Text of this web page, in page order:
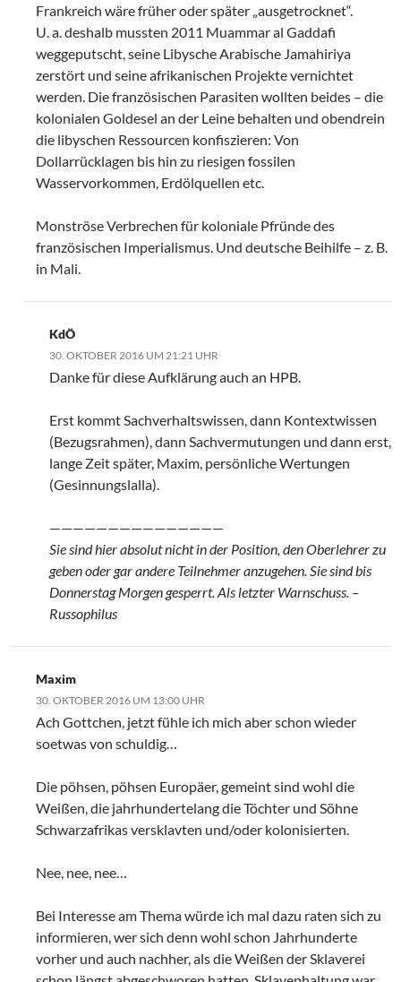
Frankreich wäre früher oder später „ausgetrocknet“.
U. a. deshalb mussten 2011 Muammar al Gaddafi
weggeputscht, seine Libysche Arabische Jamahiriya
zerstört und seine afrikanischen Projekte vernichtet
werden. Die französischen Parasiten wollten beides – die
kolonialen Goldesel an der Leine behalten und obendrein
die libyschen Ressourcen konfiszieren: Von
Dollarrücklagen bis hin zu riesigen fossilen
Wasservorkommen, Erdölquellen etc.
Monströse Verbrechen für koloniale Pfründe des
französischen Imperialismus. Und deutsche Beihilfe – z. B.
in Mali.
KdÖ
30. OKTOBER 2016 UM 21:21 UHR
Danke für diese Aufklärung auch an HPB.
Erst kommt Sachverhaltswissen, dann Kontextwissen
(Bezugsrahmen), dann Sachvermutungen und dann erst,
lange Zeit später, Maxim, persönliche Wertungen
(Gesinnungslalla).
———————————————
Sie sind hier absolut nicht in der Position, den Oberlehrer zu
geben oder gar andere Teilnehmer anzugehen. Sie sind bis
Donnerstag Morgen gesperrt. Als letzter Warnschuss. –
Russophilus
Maxim
30. OKTOBER 2016 UM 13:00 UHR
Ach Gottchen, jetzt fühle ich mich aber schon wieder
soetwas von schuldig…
Die pöhsen, pöhsen Europäer, gemeint sind wohl die
Weißen, die jahrhundertelang die Töchter und Söhne
Schwarzafrikas versklavten und/oder kolonisierten.
Nee, nee, nee…
Bei Interesse am Thema würde ich mal dazu raten sich zu
informieren, wer sich denn wohl schon Jahrhunderte
vorher und auch nachher, als die Weißen der Sklaverei